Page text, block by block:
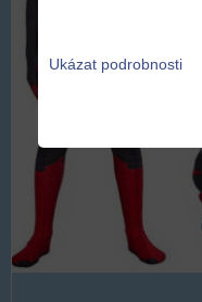
Ukázat podrobnosti